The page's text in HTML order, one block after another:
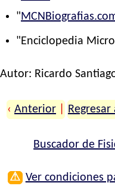
"
"Enciclopedia
Autor: Ricardo
‹ Anterior
Buscador de
⚠ Ver condiciones